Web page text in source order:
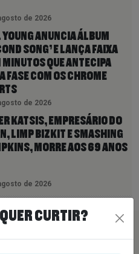
de 2026
YOUNG ANUNCIA ÁLBUM
SONG’ E LANÇA FAIXA
MINUTOS QUE ANTECIPA
FASE COM OS CHROME
de 2026
KATSIS, EMPRESÁRIO DO
LIMP BIZKIT E SMASHING
MORRE AOS 69 ANOS
de 2026
CURTIR?